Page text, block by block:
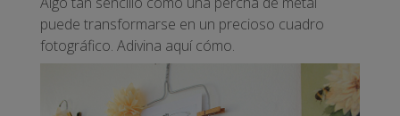
puede transformarse en un precioso cuadro
fotográfico. Adivina aquí cómo.